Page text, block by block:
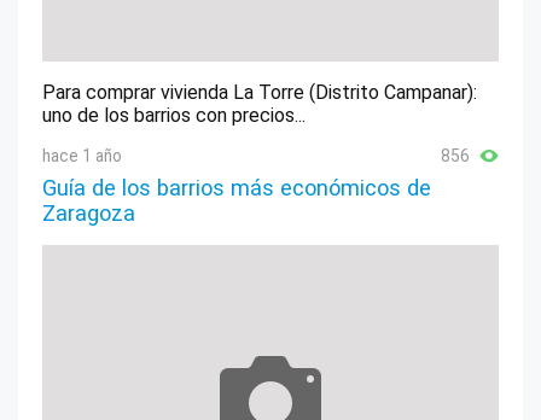
Para comprar vivienda La Torre (Distrito Campanar):
uno de los barrios con precios...
hace 1 año 856
Guía de los barrios más económicos de
Zaragoza